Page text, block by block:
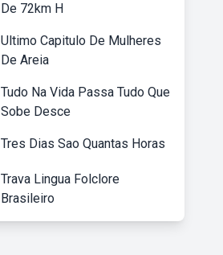
De 72km H
Ultimo Capitulo De Mulheres
De Areia
Tudo Na Vida Passa Tudo Que
Sobe Desce
Tres Dias Sao Quantas Horas
Trava Lingua Folclore
Brasileiro